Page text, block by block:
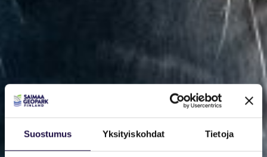
Suostumus Yksityiskohdat Tietoja